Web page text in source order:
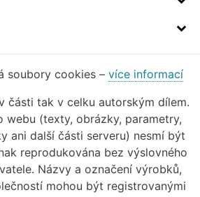
soubory cookies – více informací
části tak v celku autorským dílem.
webu (texty, obrázky, parametry,
ani další části serveru) nesmí být
reprodukována bez výslovného
Názvy a označení výrobků,
mohou být registrovanými